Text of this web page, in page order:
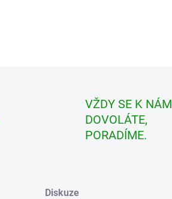
VŽDY SE K NÁM
DOVOLÁTE,
PORADÍME.
Diskuze